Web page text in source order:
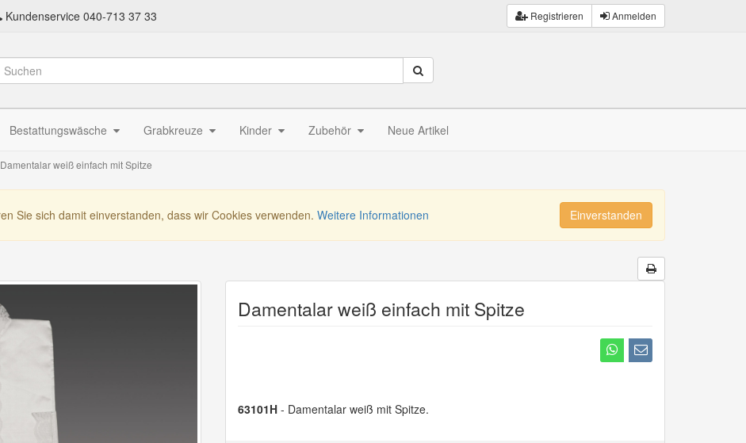
Kundenservice 040-713 37 33 Registrieren Anmelden
Bestattungswäsche Grabkreuze Kinder Zubehör Neue Artikel
Damentalar weiß einfach mit Spitze
Sie sich damit einverstanden, dass wir Cookies verwenden. Weitere Informationen Einverstanden
Damentalar weiß einfach mit Spitze
63101H - Damentalar weiß mit Spitze.